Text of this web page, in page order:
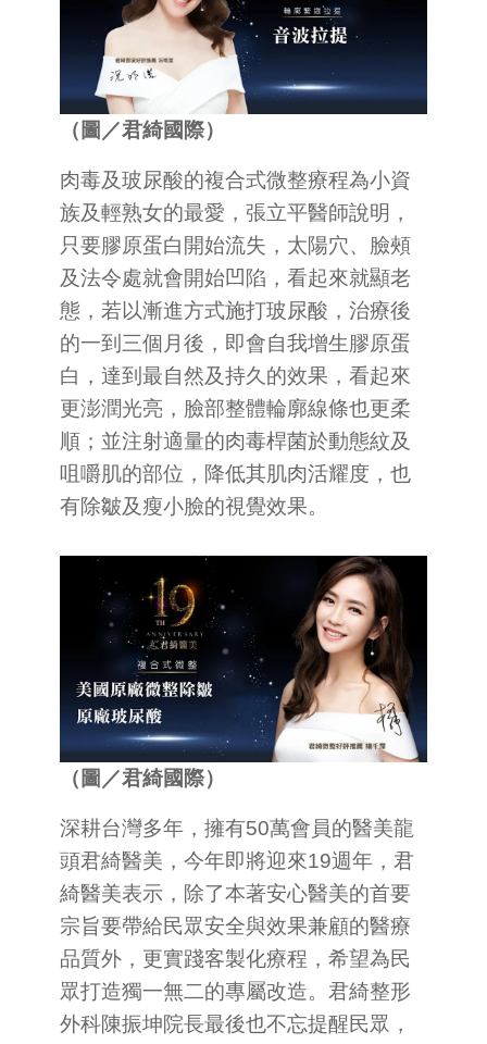
（圖／君綺國際）
肉毒及玻尿酸的複合式微整療程為小資
族及輕熟女的最愛，張立平醫師說明，
只要膠原蛋白開始流失，太陽穴、臉頰
及法令處就會開始凹陷，看起來就顯老
態，若以漸進方式施打玻尿酸，治療後
的一到三個月後，即會自我增生膠原蛋
白，達到最自然及持久的效果，看起來
更澎潤光亮，臉部整體輪廓線條也更柔
順；並注射適量的肉毒桿菌於動態紋及
咀嚼肌的部位，降低其肌肉活耀度，也
有除皺及瘦小臉的視覺效果。
（圖／君綺國際）
深耕台灣多年，擁有50萬會員的醫美龍
頭君綺醫美，今年即將迎來19週年，君
綺醫美表示，除了本著安心醫美的首要
宗旨要帶給民眾安全與效果兼顧的醫療
品質外，更實踐客製化療程，希望為民
眾打造獨一無二的專屬改造。君綺整形
外科陳振坤院長最後也不忘提醒民眾，